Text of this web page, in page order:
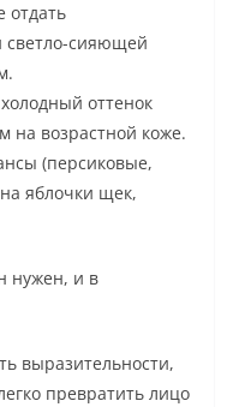
светло-сияющей
оттенок
на возрастной коже.
(персиковые,
яблочки щек,
нужен, и в
выразительности,
превратить лицо